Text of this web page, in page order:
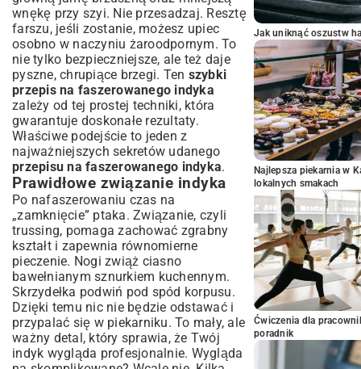
wnękę przy szyi. Nie przesadzaj. Resztę
farszu, jeśli zostanie, możesz upiec
osobno w naczyniu żaroodpornym. To
nie tylko bezpieczniejsze, ale też daje
pyszne, chrupiące brzegi. Ten szybki
przepis na faszerowanego indyka
zależy od tej prostej techniki, która
gwarantuje doskonałe rezultaty.
Właściwe podejście to jeden z
najważniejszych sekretów udanego
przepisu na faszerowanego indyka.
Prawidłowe związanie indyka
Po nafaszerowaniu czas na
„zamknięcie” ptaka. Związanie, czyli
trussing, pomaga zachować zgrabny
kształt i zapewnia równomierne
pieczenie. Nogi zwiąż ciasno
bawełnianym sznurkiem kuchennym.
Skrzydełka podwiń pod spód korpusu.
Dzięki temu nic nie będzie odstawać i
przypalać się w piekarniku. To mały, ale
ważny detal, który sprawia, że Twój
indyk wygląda profesjonalnie. Wygląda
Jak uniknąć oszustw
Najlepsza piekarnia w
lokalnych smakach
Ćwiczenia dla
poradnik